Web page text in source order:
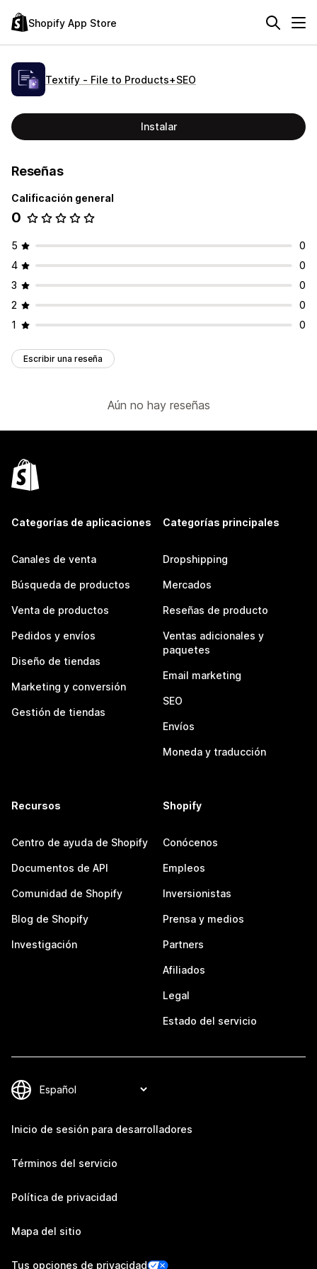
Shopify App Store
Textify ‑ File to Products+SEO
Instalar
Reseñas
Calificación general
0
5
0
4
0
3
0
2
0
1
0
Escribir una reseña
Aún no hay reseñas
Categorías de aplicaciones
Canales de venta
Búsqueda de productos
Venta de productos
Pedidos y envíos
Diseño de tiendas
Marketing y conversión
Gestión de tiendas
Categorías principales
Dropshipping
Mercados
Reseñas de producto
Ventas adicionales y
paquetes
Email marketing
SEO
Envíos
Moneda y traducción
Recursos
Centro de ayuda de Shopify
Documentos de API
Comunidad de Shopify
Blog de Shopify
Investigación
Shopify
Conócenos
Empleos
Inversionistas
Prensa y medios
Partners
Afiliados
Legal
Estado del servicio
Inicio de sesión para desarrolladores
Términos del servicio
Política de privacidad
Mapa del sitio
Tus opciones de privacidad